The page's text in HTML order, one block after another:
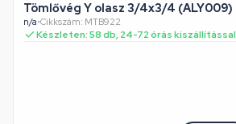
Tömlővég Y olasz 3/4x3/4 (ALY009)
n/a•Cikkszám: MTB922
Készleten: 58 db, 24-72 órás kiszállítással